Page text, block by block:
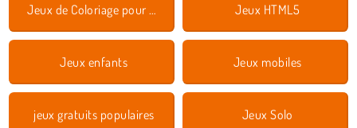
Jeux de Coloriage pour Enfants Jeux HTML5
Jeux enfants Jeux mobiles
jeux gratuits populaires Jeux Solo